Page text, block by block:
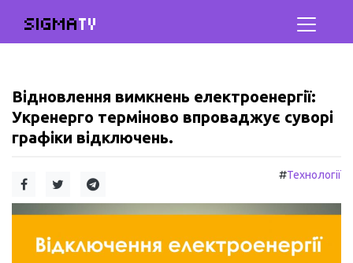
SIGMATV
Відновлення вимкнень електроенергії:
Укренерго терміново впроваджує суворі
графіки відключень.
#Технології